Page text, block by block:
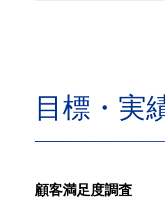
目標・実
顧客満足度調査